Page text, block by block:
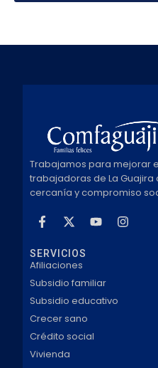
Trabajamos para mejorar
trabajadoras de La
cercanía y compromiso
SERVICIOS
Afiliaciones
Subsidio familiar
Subsidio educativo
Crecer sano
Crédito social
Vivienda